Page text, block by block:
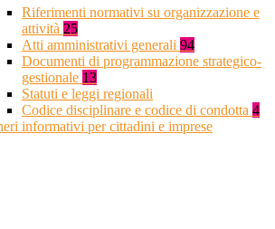
Riferimenti normativi su organizzazione e
attività 25
Atti amministrativi generali 94
Documenti di programmazione strategico-
gestionale 13
Statuti e leggi regionali
Codice disciplinare e codice di condotta 4
informativi per cittadini e imprese